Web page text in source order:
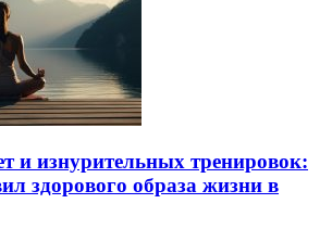
и изнурительных тренировок:
здорового образа жизни в